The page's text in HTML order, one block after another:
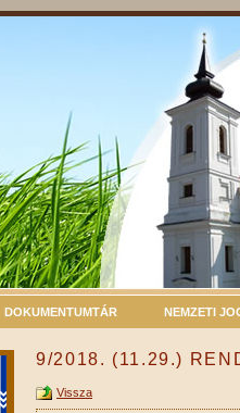
DOKUMENTUMTÁR NEMZETI
9/2018. (11.29.)
Vissza